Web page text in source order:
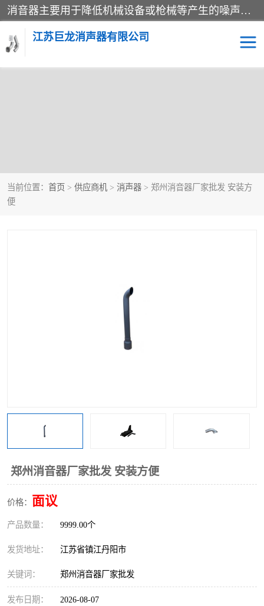
消音器主要用于降低机械设备或枪械等产生的噪声。它通过阻尼或增加排气面积来降低排气速度和功率，从而降低噪声。常见的消音器类型包括阻性消声器、抗性消声器、共振消声器以及阻抗复合式消声器等。这些消音器各有特点，适用于不同频率的噪声消除。
江苏巨龙消声器有限公司
当前位置： 首页 > 供应商机 > 消声器 > 郑州消音器厂家批发 安装方
便
郑州消音器厂家批发 安装方便
价格： 面议
产品数量： 9999.00个
发货地址： 江苏省镇江丹阳市
关键词： 郑州消音器厂家批发
发布日期： 2026-08-07